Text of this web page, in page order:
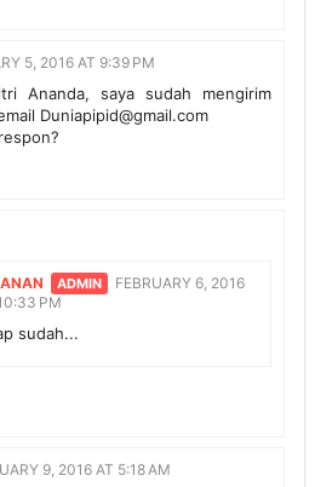
5, 2016 AT 9:39 PM
Ananda, saya sudah mengirim
Duniapipid@gmail.com
FEBRUARY 6, 2016
PM
sudah...
9, 2016 AT 5:18 AM